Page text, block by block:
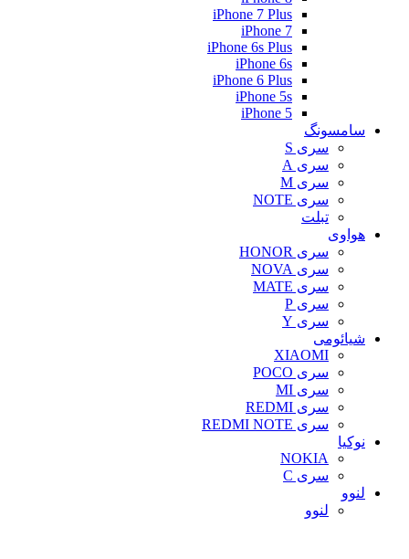
iPhone 7 Plus
iPhone 7
iPhone 6s Plus
iPhone 6s
iPhone 6 Plus
iPhone 5s
iPhone 5
سامسونگ
سری S
سری A
سری M
سری NOTE
تبلت
هواوی
سری HONOR
سری NOVA
سری MATE
سری P
سری Y
شیائومی
XIAOMI
سری POCO
سری MI
سری REDMI
سری REDMI NOTE
نوکیا
NOKIA
سری C
لنوو
لنوو